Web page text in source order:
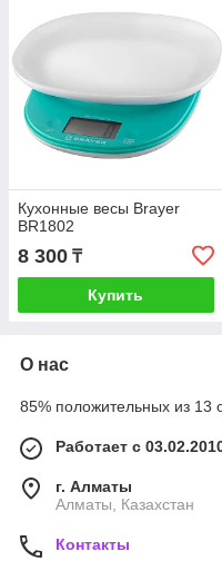
Кухонные весы Brayer
BR1802
8 300 ₸
Купить
О нас
85% положительных из 13
Работает с
г. Алматы
Алматы, Казахстан
Контакты